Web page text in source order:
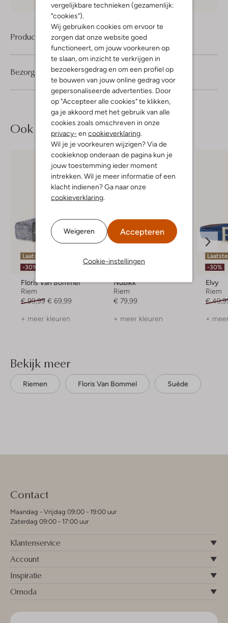
vergelijkbare technieken (gezamenlijk:
"cookies").
Wij gebruiken cookies om ervoor te
zorgen dat onze website goed
functioneert, om jouw voorkeuren op
te slaan, om inzicht te verkrijgen in
bezoekersgedrag en om een profiel op
te bouwen van jouw online gedrag voor
gepersonaliseerde advertenties. Door
op "Accepteer alle cookies" te klikken,
ga je akkoord met het gebruik van alle
cookies zoals omschreven in onze
privacy- en cookieverklaring
Wil je je voorkeuren wijzigen? Via de
cookieknop onderaan de pagina kun je
jouw toestemming ieder moment
intrekken. Wil je meer informatie of een
klacht indienen? Ga naar onze
cookieverklaring
Weigeren Accepteren
Cookie-instellingen
Product informatie
Bezorgen & retourneren
Ook iets voor jou?
Laatste maten
-30%
Floris Van Bommel
Riem
€ 99,99 € 69,99
+ meer kleuren
Nubikk
Riem
€ 79,99
+ meer kleuren
-30%
Elvy
Riem
€
+
Bekijk meer
Riemen Floris Van Bommel Suède
Contact
Maandag - Vrijdag 09:00 - 19:00 uur
Zaterdag 09:00 - 17:00 uur
Klantenservice
Account
Inspiratie
Omoda